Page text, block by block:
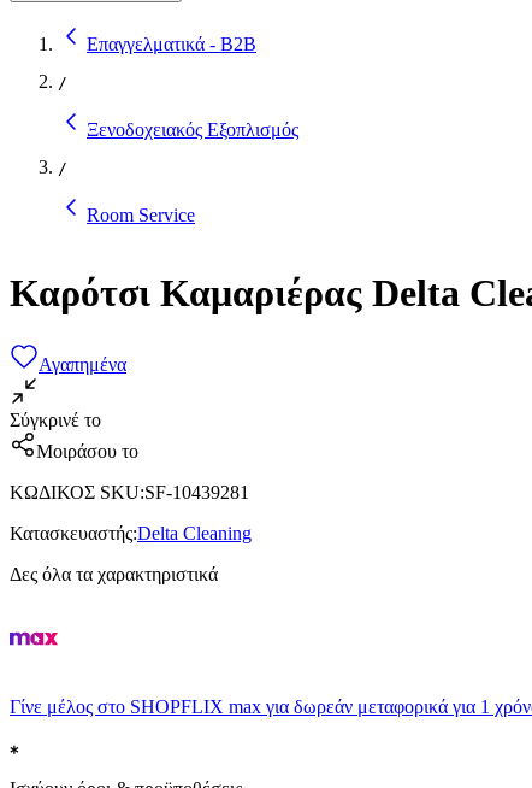
Επαγγελματικά - B2B
/
Ξενοδοχειακός Εξοπλισμός
/
Room Service
Καρότσι Καμαριέρας Delta
Αγαπημένα
Σύγκρινέ το
Μοιράσου το
ΚΩΔΙΚΟΣ SKU:SF-10439281
Κατασκευαστής:Delta Cleaning
Δες όλα τα χαρακτηριστικά
Γίνε μέλος στο SHOPFLIX max για δωρεάν μεταφορικά για 1